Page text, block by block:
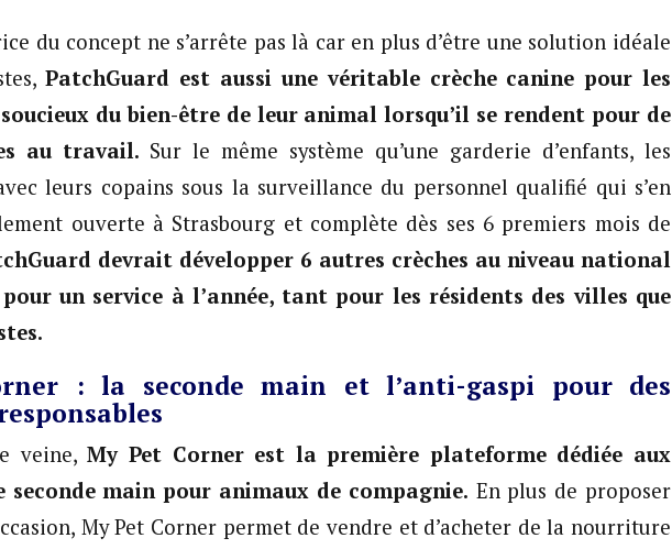
du concept ne s’arrête pas là car en plus d’être une solution idéale
PatchGuard est aussi une véritable crèche canine pour les
du bien-être de leur animal lorsqu’il se rendent pour de
au travail. Sur le même système qu’une garderie d’enfants, les
leurs copains sous la surveillance du personnel qualifié qui s’en
ouverte à Strasbourg et complète dès ses 6 premiers mois de
devrait développer 6 autres crèches au niveau national
un service à l’année, tant pour les résidents des villes que
: la seconde main et l’anti-gaspi pour des
veine,My Pet Corner est la première plateforme dédiée aux
seconde main pour animaux de compagnie. En plus de proposer
My Pet Corner permet de vendre et d’acheter de la nourriture